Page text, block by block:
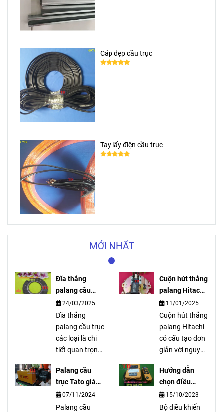
Cáp dẹp cầu trục
Tay lấy điện cầu trục
MỚI NHẤT
Đĩa thắng
palang cầu
trục các loại
24/03/2025
Đĩa thắng
palang cầu trục
các loại là chi
tiết quan trọng
thắng của
palang cầu
trục, của các
hãng như là
Cuộn hút thắng
palang Hitachi
là gì?
11/01/2025
Cuộn hút thắng
palang Hitachi
có cấu tạo đơn
giản với nguyên
thép và từ
trường. Sản
phẩm được sản
xuất theo công
Palang cầu
trục Tato giá
tốt nhất
07/11/2024
Palang cầu
Hướng dẫn
chọn điều
khiển từ xa
K600
15/10/2023
Bộ điều khiển